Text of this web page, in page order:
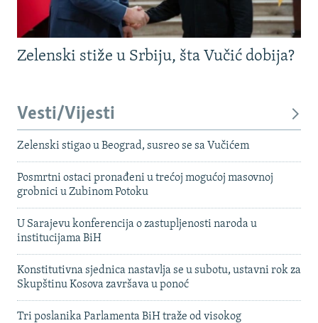
Zelenski stiže u Srbiju, šta Vučić dobija?
Vesti/Vijesti
Zelenski stigao u Beograd, susreo se sa Vučićem
Posmrtni ostaci pronađeni u trećoj mogućoj masovnoj
grobnici u Zubinom Potoku
U Sarajevu konferencija o zastupljenosti naroda u
institucijama BiH
Konstitutivna sjednica nastavlja se u subotu, ustavni rok za
Skupštinu Kosova završava u ponoć
Tri poslanika Parlamenta BiH traže od visokog